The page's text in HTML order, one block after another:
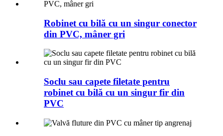
Robinet cu bilă cu un singur conector
din PVC, mâner gri
Soclu sau capete filetate pentru
robinet cu bilă cu un singur fir din
PVC